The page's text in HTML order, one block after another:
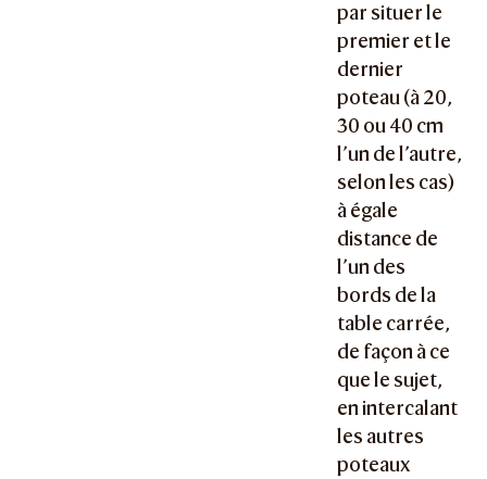
par situer le
premier et le
dernier
poteau (à 20,
30 ou 40 cm
l’un de l’autre,
selon les cas)
à égale
distance de
l’un des
bords de la
table carrée,
de façon à ce
que le sujet,
en intercalant
les autres
poteaux